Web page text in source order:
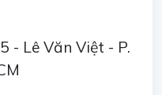
- Lê Văn Việt - P.